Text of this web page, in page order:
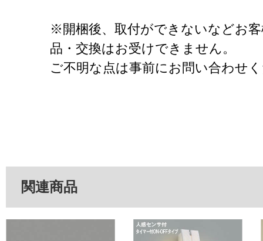
※開梱後、取付ができないなどお
品・交換はお受けできません。
ご不明な点は事前にお問い合わせ
関連商品